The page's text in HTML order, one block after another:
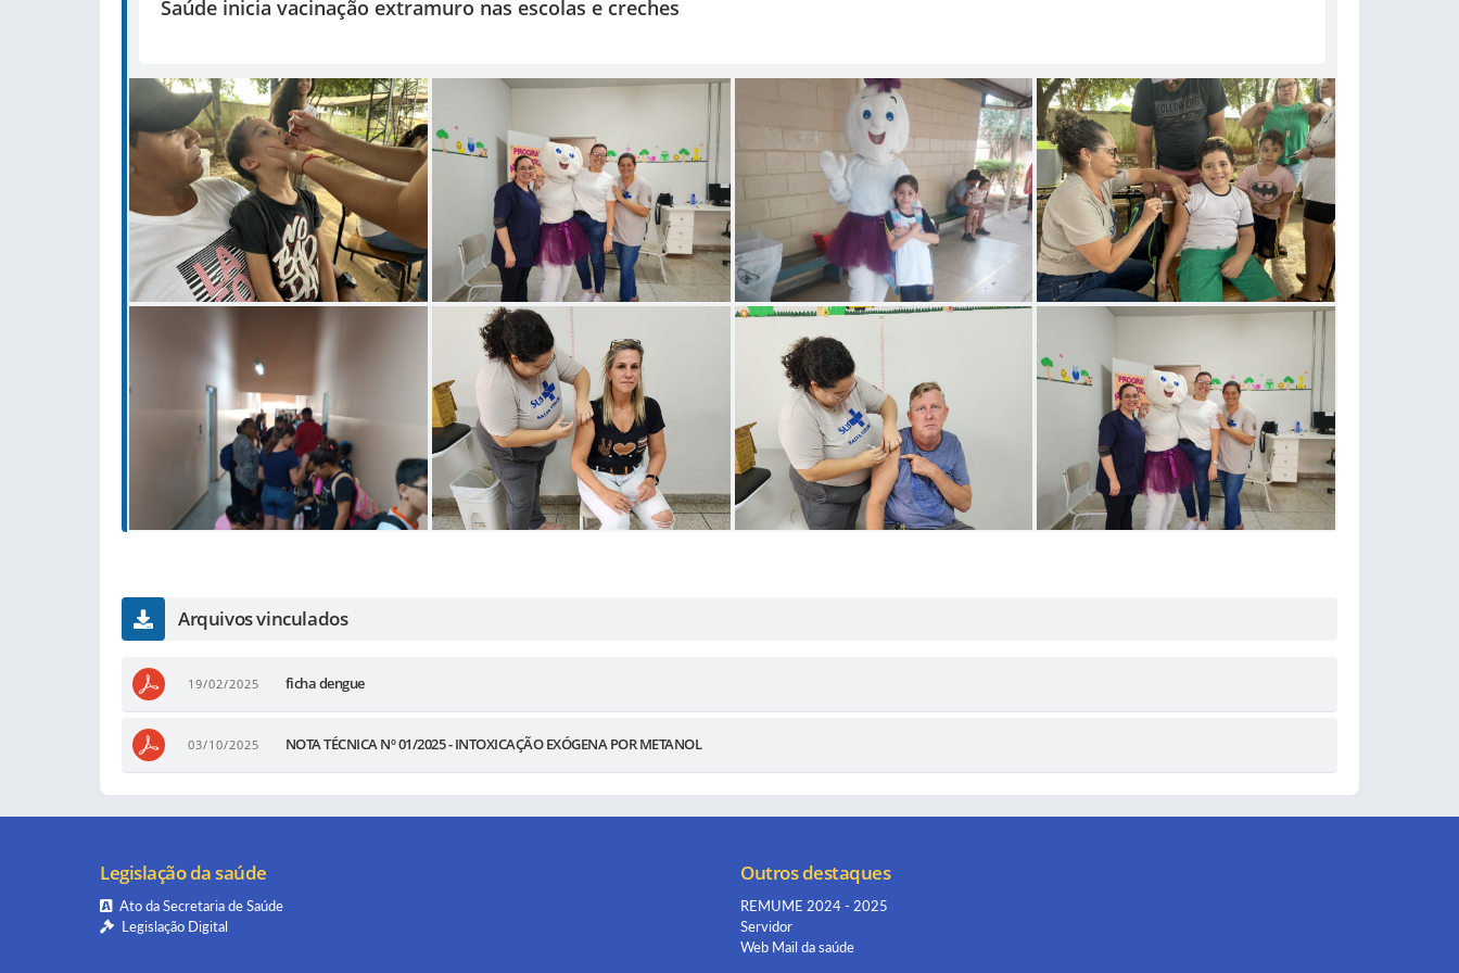
Saúde inicia vacinação extramuro nas escolas e creches
Arquivos vinculados
19/02/2025 ficha dengue
03/10/2025 NOTA TÉCNICA Nº 01/2025 - INTOXICAÇÃO EXÓGENA POR METANOL
Legislação da saúde
Ato da Secretaria de Saúde
Legislação Digital
Outros destaques
REMUME 2024 - 2025
Servidor
Web Mail da saúde